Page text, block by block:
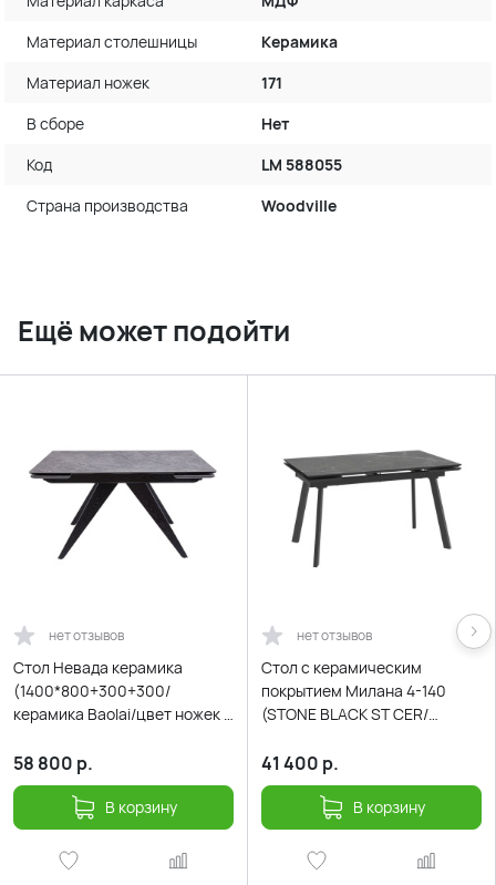
Материал столешницы
Керамика
Материал ножек
171
В сборе
Нет
Код
LM 588055
Страна производства
Woodville
Ещё может подойти
нет отзывов
Стол Невада керамика
(1400*800+300+300/
керамика Baolai/цвет ножек и
58 800 р.
В корзину
нет отзывов
Cтол с керамическим
покрытием Милана 4-140
(STONE BLACK ST CER/
41 400 р.
В корзину